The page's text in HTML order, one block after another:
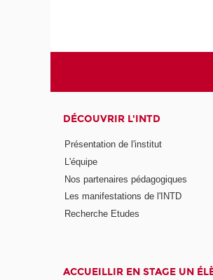
DÉCOUVRIR L'INTD
Présentation de l'institut
L'équipe
Nos partenaires pédagogiques
Les manifestations de l'INTD
Recherche Etudes
ACCUEILLIR EN STAGE UN